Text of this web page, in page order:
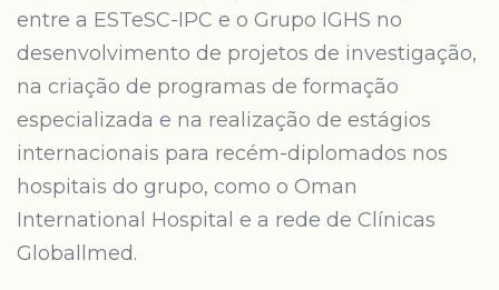
entre a ESTeSC-IPC e o Grupo IGHS no
desenvolvimento de projetos de investigação,
na criação de programas de formação
especializada e na realização de estágios
internacionais para recém-diplomados nos
hospitais do grupo, como o Oman
International Hospital e a rede de Clínicas
Globallmed.